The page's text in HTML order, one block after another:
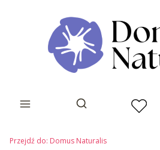
Otwórz wyszukiwarkę
Przejdź do: Domus Naturalis